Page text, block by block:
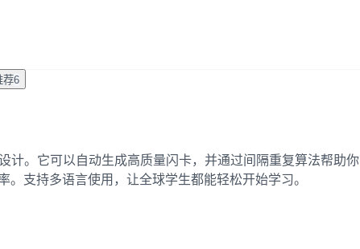
荐6
计。它可以自动生成高质量闪卡，并通过间隔重复算法帮助
。支持多语言使用，让全球学生都能轻松开始学习。